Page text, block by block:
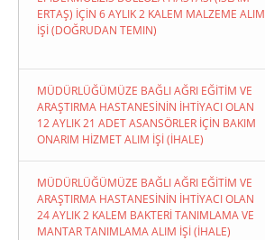
ERTAŞ) İÇİN 6 AYLIK 2 KALEM MALZEME ALIM
İŞİ (DOĞRUDAN TEMIN)
MÜDÜRLÜĞÜMÜZE BAĞLI AĞRI EĞİTİM VE
ARAŞTIRMA HASTANESİNİN İHTİYACI OLAN
12 AYLIK 21 ADET ASANSÖRLER İÇİN BAKIM
ONARIM HİZMET ALIM İŞİ (İHALE)
MÜDÜRLÜĞÜMÜZE BAĞLI AĞRI EĞİTİM VE
ARAŞTIRMA HASTANESİNİN İHTİYACI OLAN
24 AYLIK 2 KALEM BAKTERİ TANIMLAMA VE
MANTAR TANIMLAMA ALIM İŞİ (İHALE)